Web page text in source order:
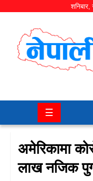
शनिबार,
समाज/
चितवन
मनोरञ्जन
☰
अमेरिकामा
लाख नजिक